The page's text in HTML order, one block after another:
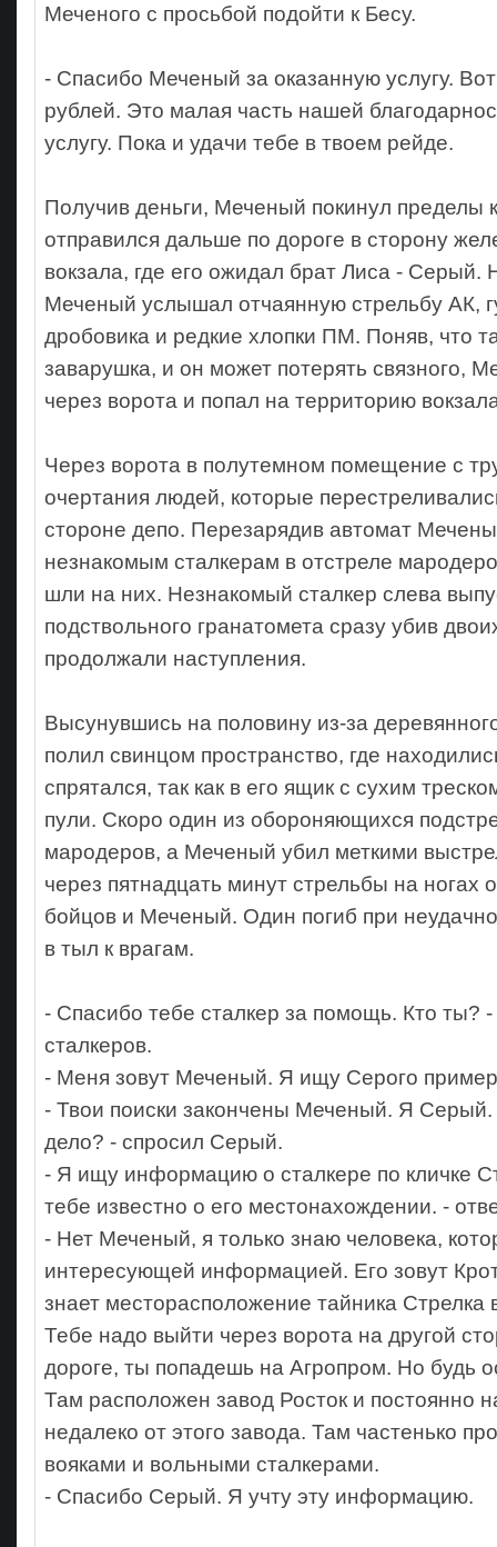
Меченого с просьбой подойти к Бесу.
- Спасибо Меченый за оказанную услугу.
рублей. Это малая часть нашей
услугу. Пока и удачи тебе в твоем рейде.
Получив деньги, Меченый покинул пределы
отправился дальше по дороге в сторону
вокзала, где его ожидал брат Лиса - Серый.
Меченый услышал отчаянную стрельбу АК,
дробовика и редкие хлопки ПМ. Поняв, что
заварушка, и он может потерять связного,
через ворота и попал на территорию
Через ворота в полутемном помещение с
очертания людей, которые
стороне депо. Перезарядив автомат
незнакомым сталкерам в отстреле
шли на них. Незнакомый сталкер слева
подствольного гранатомета сразу убив
продолжали наступления.
Высунувшись на половину из-за
полил свинцом пространство, где
спрятался, так как в его ящик с сухим
пули. Скоро один из обороняющихся
мародеров, а Меченый убил меткими
через пятнадцать минут стрельбы на ногах
бойцов и Меченый. Один погиб при
в тыл к врагам.
- Спасибо тебе сталкер за помощь. Кто ты?
сталкеров.
- Меня зовут Меченый. Я ищу Серого
- Твои поиски закончены Меченый. Я Серый.
дело? - спросил Серый.
- Я ищу информацию о сталкере по кличке
тебе известно о его местонахождении. -
- Нет Меченый, я только знаю человека,
интересующей информацией. Его зовут
знает месторасположение тайника Стрелка
Тебе надо выйти через ворота на другой
дороге, ты попадешь на Агропром. Но будь
Там расположен завод Росток и постоянно
недалеко от этого завода. Там частенько
вояками и вольными сталкерами.
- Спасибо Серый. Я учту эту информацию.